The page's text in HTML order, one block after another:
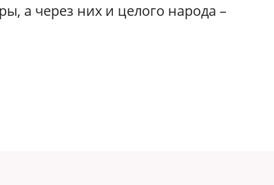
а через них и целого народа –